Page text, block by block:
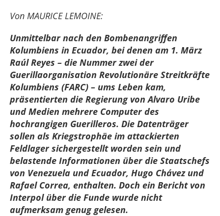
Von MAURICE LEMOINE:
Unmittelbar nach den Bombenangriffen
Kolumbiens in Ecuador, bei denen am 1. März
Raúl Reyes – die Nummer zwei der
Guerillaorganisation Revolutionäre Streitkräfte
Kolumbiens (FARC) – ums Leben kam,
präsentierten die Regierung von Alvaro Uribe
und Medien mehrere Computer des
hochrangigen Guerilleros. Die Datenträger
sollen als Kriegstrophäe im attackierten
Feldlager sichergestellt worden sein und
belastende Informationen über die Staatschefs
von Venezuela und Ecuador, Hugo Chávez und
Rafael Correa, enthalten. Doch ein Bericht von
Interpol über die Funde wurde nicht
aufmerksam genug gelesen.